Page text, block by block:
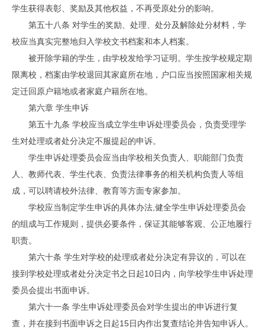
学生获得表彰、奖励及其他权益，不再受原处分的影响。
第五十八条 对学生的奖励、处理、处分及解除处分材料，学
校应当真实完整地归入学校文书档案和本人档案。
被开除学籍的学生，由学校发给学习证明。学生按学校规定期
限离校，档案由学校退回其家庭所在地，户口应当按照国家相关规
定迁回原户籍地或者家庭户籍所在地。
第六章 学生申诉
第五十九条 学校应当成立学生申诉处理委员会，负责受理学
生对处理或者处分决定不服提起的申诉。
学生申诉处理委员会应当由学校相关负责人、职能部门负责
人、教师代表、学生代表、负责法律事务的相关机构负责人等组
成，可以聘请校外法律、教育等方面专家参加。
学校应当制定学生申诉的具体办法,健全学生申诉处理委员会
的组成与工作规则，提供必要条件，保证其能够客观、公正地履行
职责。
第六十条 学生对学校的处理或者处分决定有异议的，可以在
接到学校处理或者处分决定书之日起10日内，向学校学生申诉处理
委员会提出书面申诉。
第六十一条 学生申诉处理委员会对学生提出的申诉进行复
查，并在接到书面申诉之日起15日内作出复查结论并告知申诉人。